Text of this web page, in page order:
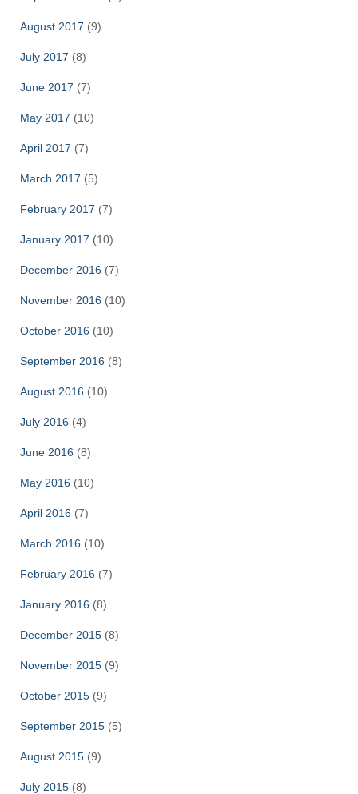
August 2017 (9)
July 2017 (8)
June 2017 (7)
May 2017 (10)
April 2017 (7)
March 2017 (5)
February 2017 (7)
January 2017 (10)
December 2016 (7)
November 2016 (10)
October 2016 (10)
September 2016 (8)
August 2016 (10)
July 2016 (4)
June 2016 (8)
May 2016 (10)
April 2016 (7)
March 2016 (10)
February 2016 (7)
January 2016 (8)
December 2015 (8)
November 2015 (9)
October 2015 (9)
September 2015 (5)
August 2015 (9)
July 2015 (8)